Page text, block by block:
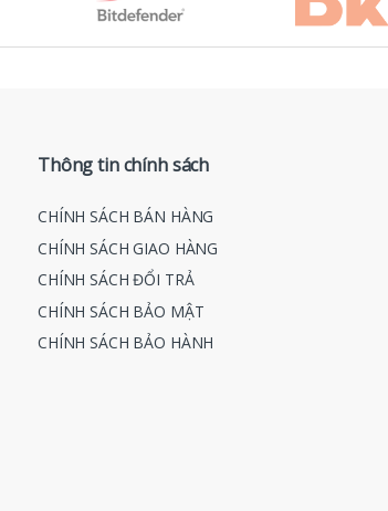
Thông tin chính sách
CHÍNH SÁCH BÁN HÀNG
CHÍNH SÁCH GIAO HÀNG
CHÍNH SÁCH ĐỔI TRẢ
CHÍNH SÁCH BẢO MẬT
CHÍNH SÁCH BẢO HÀNH